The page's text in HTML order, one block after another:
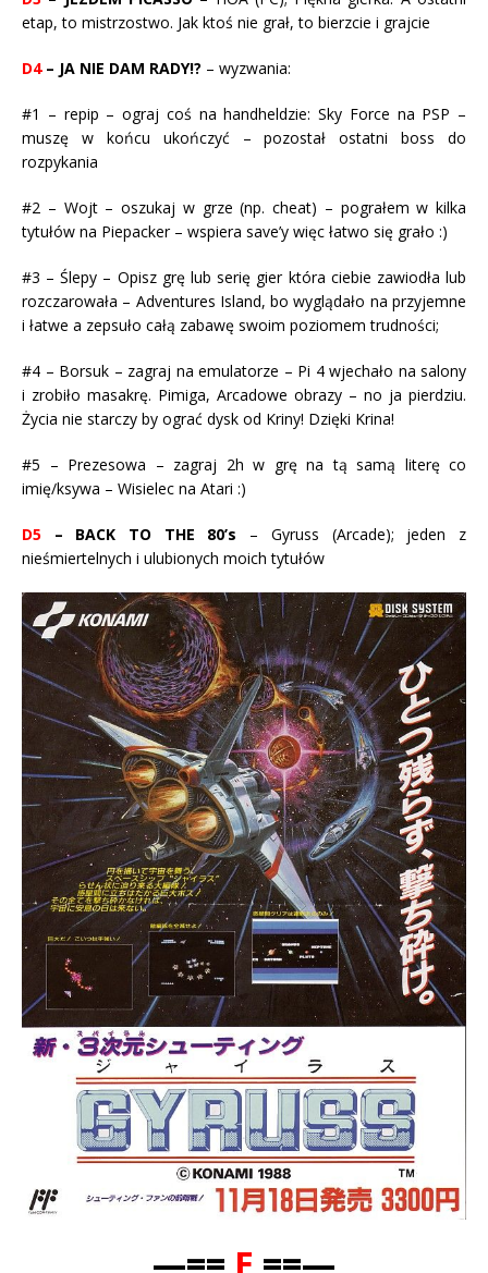
etap, to mistrzostwo. Jak ktoś nie grał, to bierzcie i grajcie
D4– JA NIE DAM RADY!? – wyzwania:
#1 – repip – ograj coś na handheldzie: Sky Force na PSP –
muszę w końcu ukończyć – pozostał ostatni boss do
rozpykania
#2 – Wojt – oszukaj w grze (np. cheat) – pograłem w kilka
tytułów na Piepacker – wspiera save’y więc łatwo się grało :)
#3 – Ślepy – Opisz grę lub serię gier która ciebie zawiodła lub
rozczarowała – Adventures Island, bo wyglądało na przyjemne
i łatwe a zepsuło całą zabawę swoim poziomem trudności;
#4 – Borsuk – zagraj na emulatorze – Pi 4 wjechało na salony
i zrobiło masakrę. Pimiga, Arcadowe obrazy – no ja pierdziu.
Życia nie starczy by ograć dysk od Kriny! Dzięki Krina!
#5 – Prezesowa – zagraj 2h w grę na tą samą literę co
imię/ksywa – Wisielec na Atari :)
D5 – BACK TO THE 80’s – Gyruss (Arcade); jeden z
nieśmiertelnych i ulubionych moich tytułów